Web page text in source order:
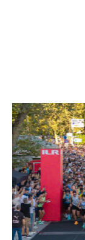
βρείτε μας